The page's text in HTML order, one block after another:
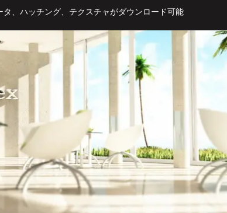
タ、ハッチング、テクスチャがダウンロード可能